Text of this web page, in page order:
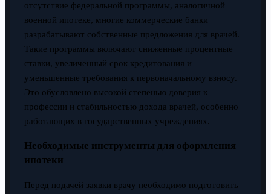
отсутствие федеральной программы, аналогичной
военной ипотеке, многие коммерческие банки
разрабатывают собственные предложения для врачей.
Такие программы включают сниженные процентные
ставки, увеличенный срок кредитования и
уменьшенные требования к первоначальному взносу.
Это обусловлено высокой степенью доверия к
профессии и стабильностью дохода врачей, особенно
работающих в государственных учреждениях.
Необходимые инструменты для оформления
ипотеки
Перед подачей заявки врачу необходимо подготовить